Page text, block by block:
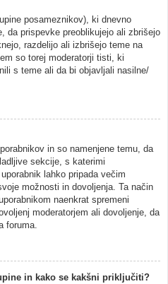
posameznikov), ki dnevno
da prispevke preoblikujejo ali zbrišejo
razdelijo ali izbrišejo teme na
so torej moderatorji tisti, ki
s teme ali da bi objavljali nasilne/
in so namenjene temu, da
sekcije, s katerimi
lahko pripada večim
možnosti in dovoljenja. Ta način
naenkrat spremeni
moderatorjem ali dovoljenje, da
foruma.
in kako se kakšni priključiti?